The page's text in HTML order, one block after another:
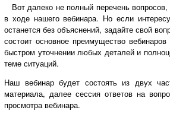
Вот далеко не полный перечень
в ходе нашего вебинара. Но если
останется без объяснений, задайте свой
состоит основное преимущество
быстром уточнении любых деталей и
теме ситуаций.
Наш вебинар будет состоять из двух
материала, далее сессия ответов на
просмотра вебинара.